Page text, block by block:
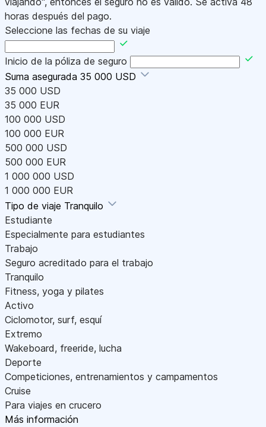
horas después del pago.
Seleccione las fechas de su viaje
Inicio de la póliza de seguro
Suma asegurada 35 000 USD
35 000 USD
35 000 EUR
100 000 USD
100 000 EUR
500 000 USD
500 000 EUR
1 000 000 USD
1 000 000 EUR
Tipo de viaje Tranquilo
Estudiante
Especialmente para estudiantes
Trabajo
Seguro acreditado para el trabajo
Tranquilo
Fitness, yoga y pilates
Activo
Ciclomotor, surf, esquí
Extremo
Wakeboard, freeride, lucha
Deporte
Competiciones, entrenamientos y campamentos
Cruise
Para viajes en crucero
Más información